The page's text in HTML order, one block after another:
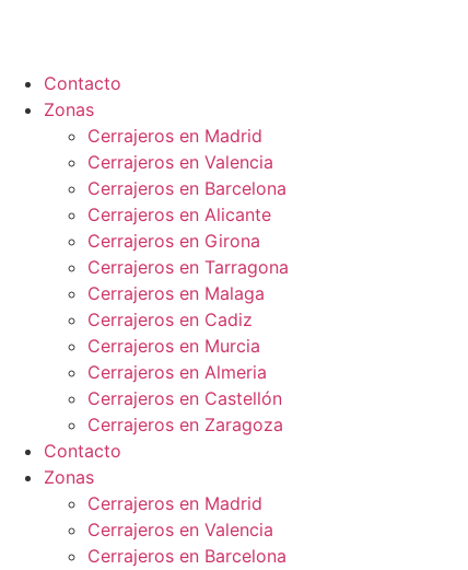
Contacto
Zonas
Cerrajeros en Madrid
Cerrajeros en Valencia
Cerrajeros en Barcelona
Cerrajeros en Alicante
Cerrajeros en Girona
Cerrajeros en Tarragona
Cerrajeros en Malaga
Cerrajeros en Cadiz
Cerrajeros en Murcia
Cerrajeros en Almeria
Cerrajeros en Castellón
Cerrajeros en Zaragoza
Contacto
Zonas
Cerrajeros en Madrid
Cerrajeros en Valencia
Cerrajeros en Barcelona